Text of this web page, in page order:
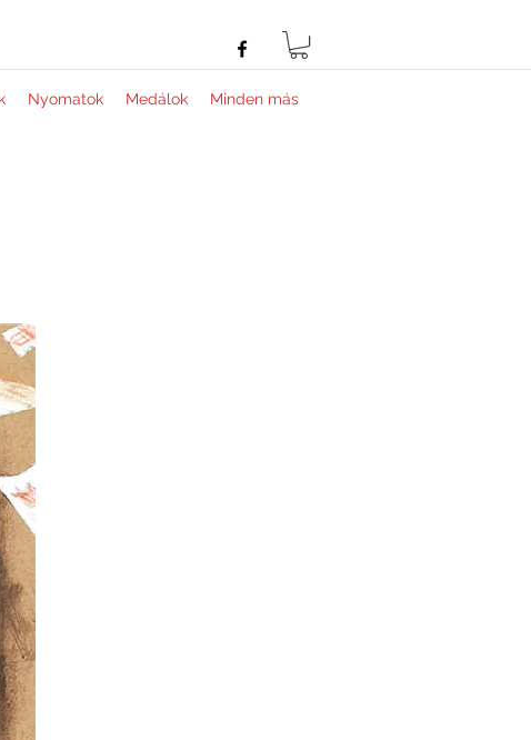
Nyomatok Medálok Minden más